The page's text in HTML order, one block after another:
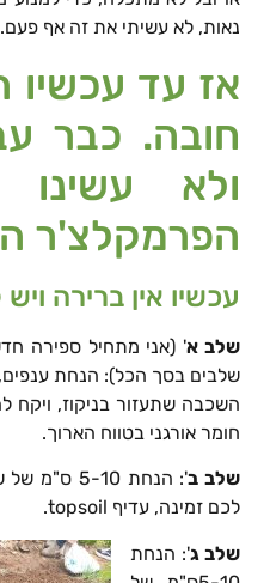
נאות, לא עשיתי את זה אף
אז עד עכשיו
ולא
הפרמקלצ'ר
עכשיו אין ברירה
שלב א' (אני מתחיל ספירה
שלבים בסך הכל): הנחת ענפים,
השכבה שתעזור בניקוז, ויקח
חומר אורגני בטווח הארוך.
שלב ב
': הנחת 5-
לכם זמינה, עדיף topsoil.
שלב ג': הנחת